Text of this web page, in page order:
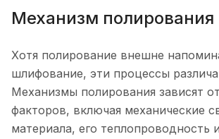
Механизм полирования
Хотя полирование внешне
шлифование, эти процессы
Механизмы полирования зависят
факторов, включая механические
материала, его теплопроводность